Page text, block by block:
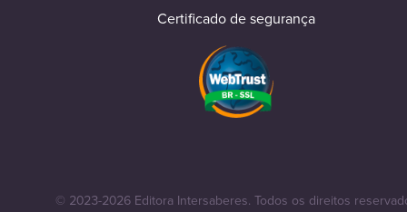
Certificado de segurança
© 2023-2026 Editora Intersaberes. Todos os direitos